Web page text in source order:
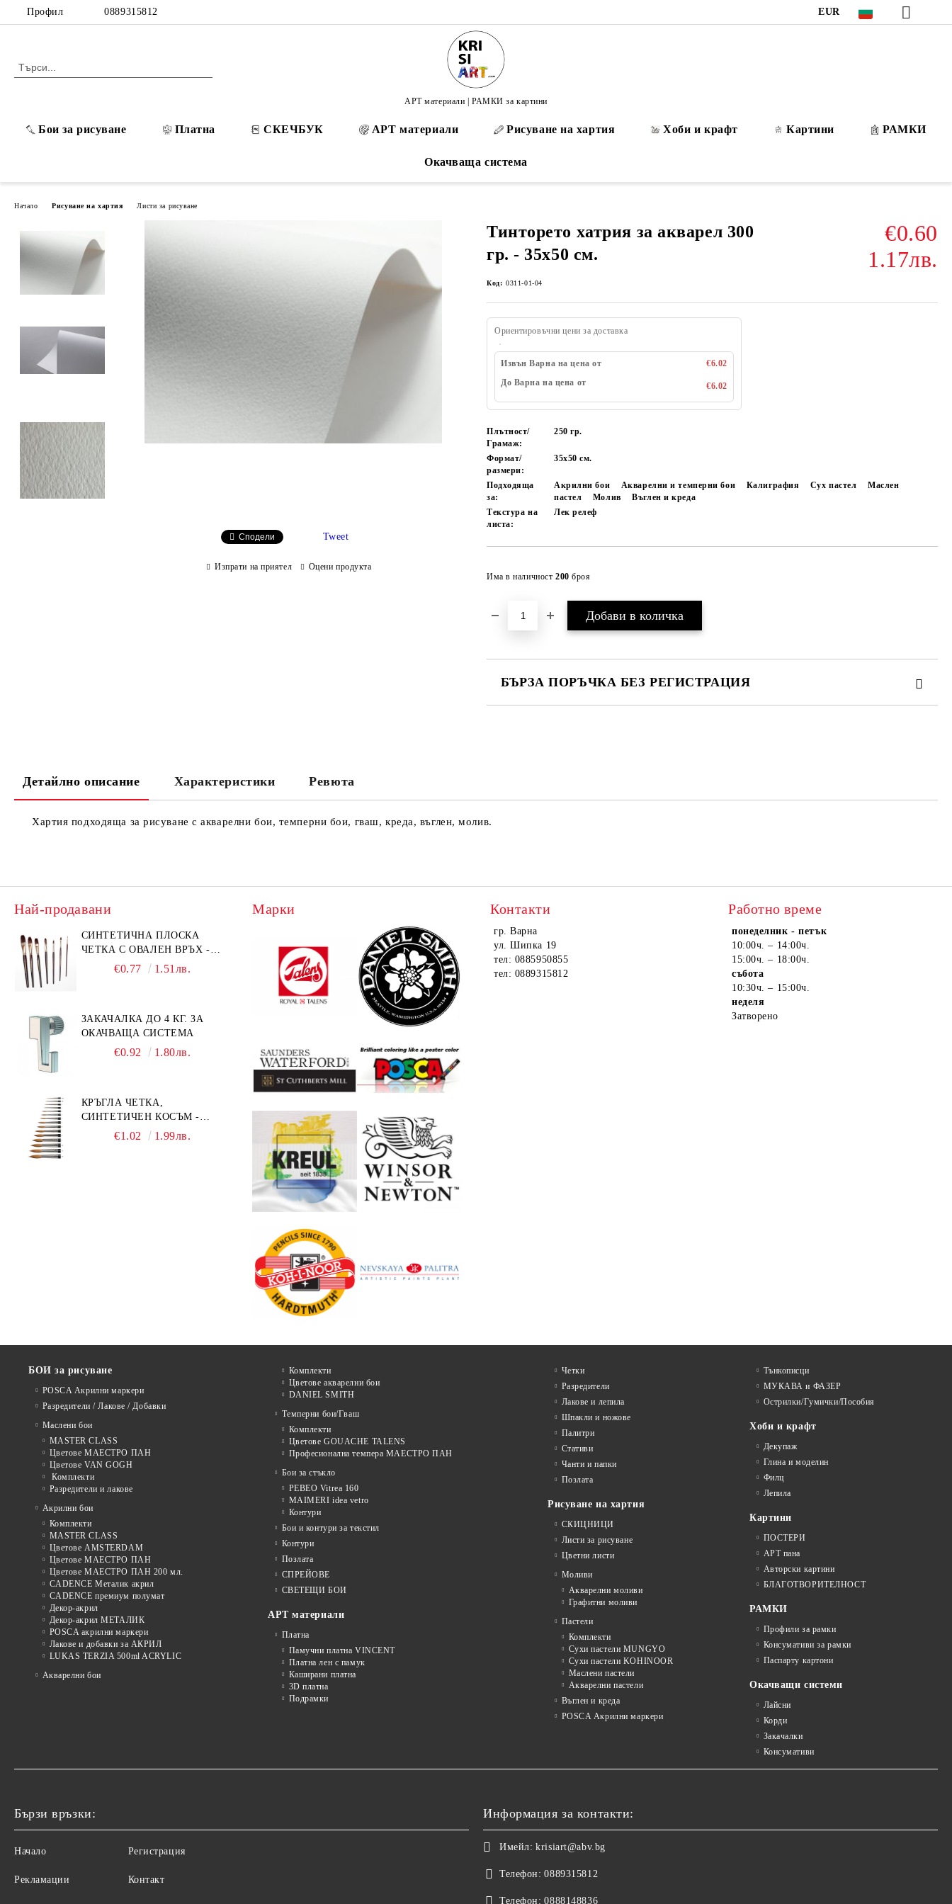
Профил 0889315812 EUR
АРТ материали | РАМКИ за картини
Бои за рисуване Платна СКЕЧБУК АРТ материали Рисуване на хартия Хоби и крафт Картини РАМКИ
Окачваща система
Начало Рисуване на хартия Листи за рисуване
Тинторето хатрия за акварел 300
гр. - 35х50 см.
€0.60
1.17лв.
Код: 0311-01-04
Ориентировъчни цени за доставка
Извън Варна на цена от
€6.02
До Варна на цена от
€6.02
Плътност/
Грамаж:
250 гр.
Формат/
размери:
35х50 см.
Подходяща
за:
Акрилни бои Акварелни и темперни бои Калиграфия Сух пастел
Маслен
пастел
Молив
Въглен и креда
Текстура на
листа:
Лек релеф
Има в наличност 200 броя
БЪРЗА ПОРЪЧКА БЕЗ РЕГИСТРАЦИЯ
Сподели Tweet
Изпрати на приятел Оцени продукта
Детайлно описание Характеристики Ревюта
Хартия подходяща за рисуване с акварелни бои, темперни бои, гваш, креда, въглен, молив.
Най-продавани
СИНТЕТИЧНА ПЛОСКА
ЧЕТКА С ОВАЛЕН ВРЪХ -
GIOCONDA 273 - №1/8
€0.77 1.51лв.
ЗАКАЧАЛКА ДО 4 КГ. ЗА
ОКАЧВАЩА СИСТЕМА
€0.92 1.80лв.
КРЪГЛА ЧЕТКА,
СИНТЕТИЧЕН КОСЪМ -
MILLENIUM 211 - №0
€1.02 1.99лв.
Марки Контакти
гр. Варна
ул. Шипка 19
тел: 0885950855
тел: 0889315812
Работно време
понеделник - петък
10:00ч. – 14:00ч.
15:00ч. – 18:00ч.
събота
10:30ч. – 15:00ч.
неделя
Затворено
БОИ за рисуване
POSCA Акрилни маркери
Разредители / Лакове / Добавки
Маслени бои
MASTER CLASS
Цветове МАЕСТРО ПАН
Цветове VAN GOGH
Комплекти
Разредители и лакове
Акрилни бои
Комплекти
MASTER CLASS
Цветове AMSTERDAM
Цветове МАЕСТРО ПАН
Цветове МАЕСТРО ПАН 200 мл.
CADENCE Металик акрил
CADENCE премиум полумат
Декор-акрил
Декор-акрил МЕТАЛИК
POSCA акрилни маркери
Лакове и добавки за АКРИЛ
LUKAS TERZIA 500ml ACRYLIC
Акварелни бои
Комплекти
Цветове акварелни бои
DANIEL SMITH
Темперни бои/Гваш
Комплекти
Цветове GOUACHE TALENS
Професионална темпера МАЕСТРО ПАН
Бои за стъкло
PEBEO Vitrea 160
MAIMERI idea vetro
Контури
Бои и контури за текстил
Контури
Позлата
СПРЕЙОВЕ
СВЕТЕЩИ БОИ
АРТ материали
Платна
Памучни платна VINCENT
Платна лен с памук
Каширани платна
3D платна
Подрамки
Четки
Разредители
Лакове и лепила
Шпакли и ножове
Палитри
Стативи
Чанти и папки
Позлата
Рисуване на хартия
СКИЦНИЦИ
Листи за рисуване
Цветни листи
Моливи
Акварелни моливи
Графитни моливи
Пастели
Комплекти
Сухи пастели MUNGYO
Сухи пастели KOHINOOR
Маслени пастели
Акварелни пастели
Въглен и креда
POSCA Акрилни маркери
Тънкописци
МУКАВА и ФАЗЕР
Острилки/Гумички/Пособия
Хоби и крафт
Декупаж
Глина и моделин
Филц
Лепила
Картини
ПОСТЕРИ
АРТ пана
Авторски картини
БЛАГОТВОРИТЕЛНОСТ
РАМКИ
Профили за рамки
Консумативи за рамки
Паспарту картони
Окачващи системи
Лайсни
Корди
Закачалки
Консумативи
Бързи връзки:
Начало
Рекламации
Регистрация
Контакт
Информация за контакти:
Имейл: krisiart@abv.bg
Телефон: 0889315812
Телефон: 0888148836